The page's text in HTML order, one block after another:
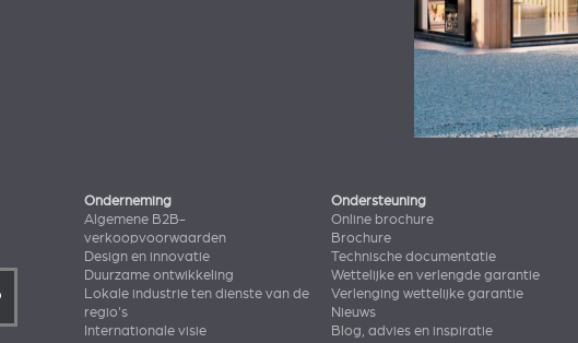
Onderneming
Algemene B2B-
verkoopvoorwaarden
Design en innovatie
Duurzame ontwikkeling
Lokale industrie ten dienste van de
regio's
Internationale visie
Ondersteuning
Online brochure
Brochure
Technische documentatie
Wettelijke en verlengde garantie
Verlenging wettelijke garantie
Nieuws
Blog, advies en inspiratie